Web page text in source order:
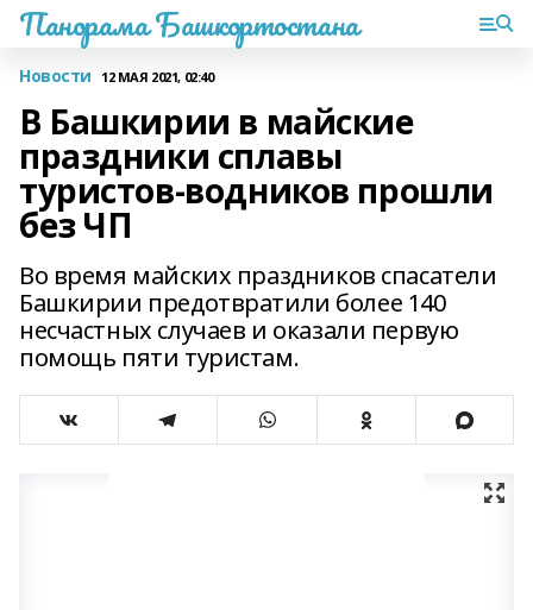
Панорама Башкортостана
Новости 12 МАЯ 2021, 02:40
В Башкирии в майские
праздники сплавы
туристов-водников прошли
без ЧП
Во время майских праздников спасатели
Башкирии предотвратили более 140
несчастных случаев и оказали первую
помощь пяти туристам.